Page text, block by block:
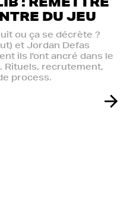
DU JEU
ou ça se décrète ?
et Jordan Defas
ils l'ont ancré dans le
Rituels, recrutement,
process.